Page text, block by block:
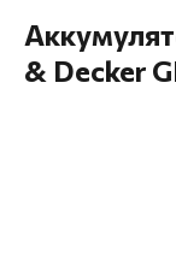
& Decker